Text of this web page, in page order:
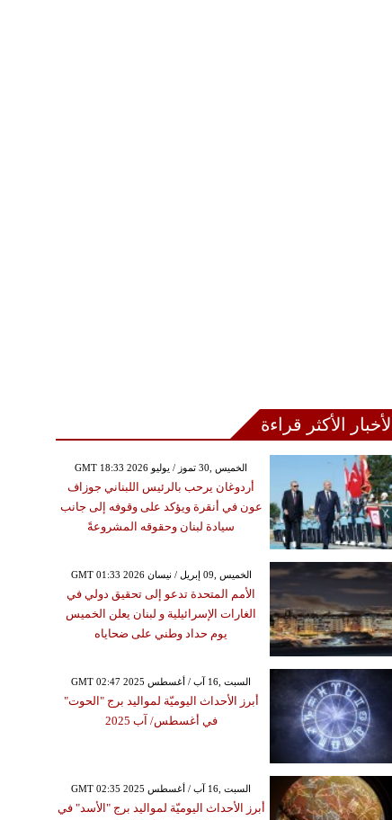
الأخبار الأكثر قراءة
GMT 18:33 2026 الخميس ,30 تموز / يوليو
أردوغان يرحب بالرئيس اللبناني جوزاف
عون في أنقرة ويؤكد على وقوفه إلى جانب
سيادة لبنان وحقوقه المشروعةً
GMT 01:33 2026 الخميس ,09 إبريل / نيسان
الأمم المتحدة تدعو إلى تحقيق دولي في
الغارات الإسرائيلية و لبنان يعلن الخميس
يوم حداد وطني على ضحاياه
GMT 02:47 2025 السبت ,16 آب / أغسطس
أبرز الأحداث اليوميّة لمواليد برج "الحوت"
في أغسطس/ آب 2025
GMT 02:35 2025 السبت ,16 آب / أغسطس
أبرز الأحداث اليوميّة لمواليد برج "الأسد" في